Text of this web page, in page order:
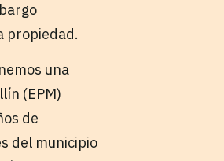
propiedad.
una
(EPM)
de
del municipio